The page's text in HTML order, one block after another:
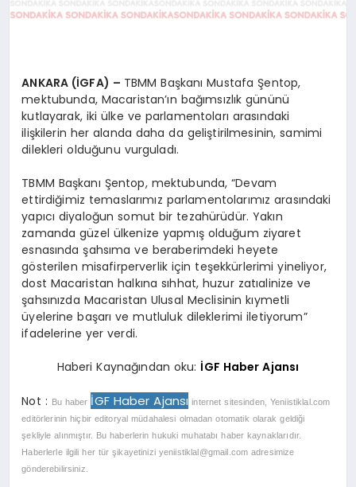
TEKNOLOJI
ANKARA (İGFA) – TBMM Başkanı Mustafa Şentop,
mektubunda, Macaristan’ın bağımsızlık gününü
kutlayarak, iki ülke ve parlamentoları arasındaki
ilişkilerin her alanda daha da geliştirilmesinin, samimi
dilekleri olduğunu vurguladı.
TBMM Başkanı Şentop, mektubunda, “Devam
ettirdiğimiz temaslarımız parlamentolarımız arasındaki
yapıcı diyaloğun somut bir tezahürüdür. Yakın
zamanda güzel ülkenize yapmış olduğum ziyaret
esnasında şahsıma ve beraberimdeki heyete
gösterilen misafirperverlik için teşekkürlerimi yineliyor,
dost Macaristan halkına sıhhat, huzur zatıalinize ve
şahsınızda Macaristan Ulusal Meclisinin kıymetli
üyelerine başarı ve mutluluk dileklerimi iletiyorum”
ifadelerine yer verdi.
Haberi Kaynağından oku: İGF Haber Ajansı
Not : Bu haber İGF Haber Ajansı internet sitesinden, Yeniistiklal.com
editörlerinin hiçbir editoryal müdahalesi olmadan otomatik olarak geldiği
şekliyle alınmıştır. Bu haberlerin hukuki muhatabı haber kaynaklarıdır.
Haberlerle ilgili her tür şikayetinizi yeniistiklal@gmail.com adresimize
gönderebilirsiniz.